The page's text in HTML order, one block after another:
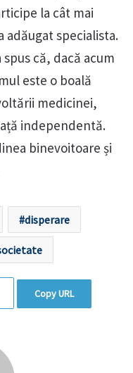
la cât mai
adăugat specialista.
că, dacă acum
este o boală
medicinei,
independentă.
binevoitoare și
disperare
Copy URL